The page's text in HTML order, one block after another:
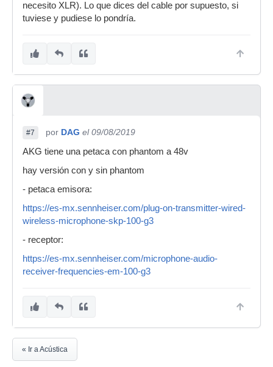
necesito XLR). Lo que dices del cable por supuesto, si
tuviese y pudiese lo pondría.
#7 por DAG el 09/08/2019
AKG tiene una petaca con phantom a 48v
hay versión con y sin phantom
- petaca emisora:
https://es-mx.sennheiser.com/plug-on-transmitter-wired-
wireless-microphone-skp-100-g3
- receptor:
https://es-mx.sennheiser.com/microphone-audio-
receiver-frequencies-em-100-g3
« Ir a Acústica